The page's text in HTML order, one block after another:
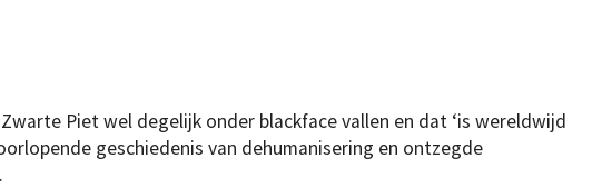
Piet wel degelijk onder blackface vallen en dat ‘is wereldwijd
geschiedenis van dehumanisering en ontzegde